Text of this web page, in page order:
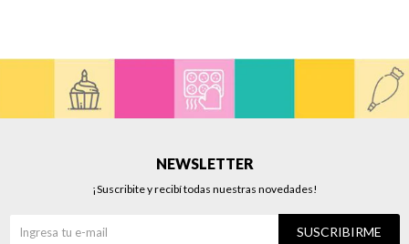
NEWSLETTER
¡Suscribite y recibí todas nuestras novedades!
SUSCRIBIRME